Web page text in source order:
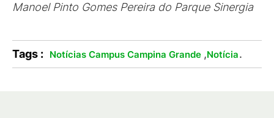
Manoel Pinto Gomes Pereira do Parque Sinergia
Tags : Notícias Campus Campina Grande ,Notícia.